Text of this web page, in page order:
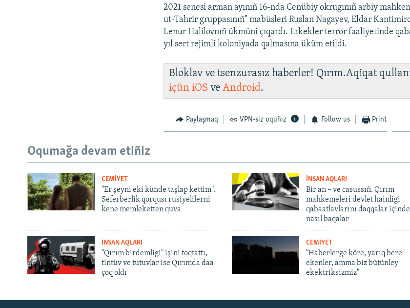
Русский
2021 senesi arman ayınıñ 16-nda Cenübiy okrugınıñ arbiy
ut-Tahrir gruppasınıñ" mabüsleri Ruslan Nagayev, Eldar
Lenur Halilovnıñ ükmüni çıqardı. Erkekler terror faaliyetinde
yıl sert rejimli koloniyada qalmasına üküm etildi.
Bloklav ve tsenzurasız haberler! Qırım.Aqiqat
içüniOS veAndroid.
Paylaşmaq VPN-siz oquñız Follow us Print
Oqumağa devam etiñiz
CEMİYET
"Er şeyni eki künde taşlap kettim".
Seferberlik qorqusı rusiyelilerni
kene memleketten quva
İNSAN AQLARI
Bir an – ve casussıñ. Qırım
mahkemeleri devlet hainligi
qabaatlavlarını daqqalar içinde
nasıl baqalar
İNSAN AQLARI
"Qırım birdemligi" işini toqtattı,
tintüv ve tutuvlar ise Qırımda daa
çoq oldı
CEMİYET
"Haberlerge köre, yarıq bere
ekenler, amma biz bütünley
ekektriksizmiz"